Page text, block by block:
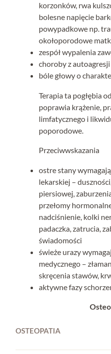
korzonków, rwa
bolesne napięcie
powypadkowe np.
okołoporodowe
zespół wypalenia
choroby z autoagresji
bóle głowy o
Terapia ta pogłębia
poprawia krążenie,
limfatycznego i
poporodowe.
Przeciwwskazania
ostre stany
lekarskiej –
piersiowej,
przełomy
nadciśnienie, kolki
padaczka, zatrucia,
świadomości
świeże urazy
medycznego –
skręcenia stawów,
aktywne fazy
OSTEOPATIA